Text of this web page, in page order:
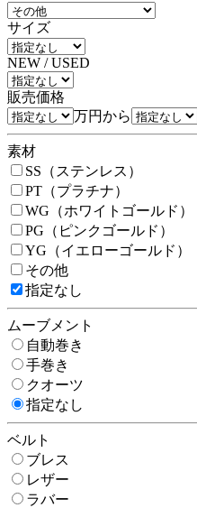
サイズ
NEW / USED
販売価格
万円から
素材
SS（ステンレス）
PT（プラチナ）
WG（ホワイトゴールド）
PG（ピンクゴールド）
YG（イエローゴールド）
その他
指定なし
ムーブメント
自動巻き
手巻き
クオーツ
指定なし
ベルト
ブレス
レザー
ラバー